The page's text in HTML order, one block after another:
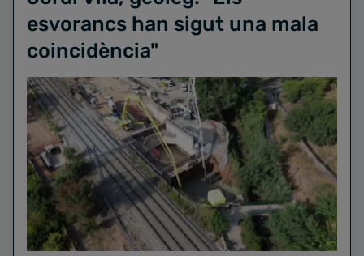
esvorancs han sigut una mala
coincidència"